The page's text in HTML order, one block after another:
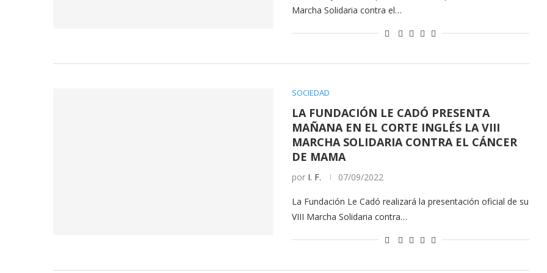
Marcha Solidaria contra el…
SOCIEDAD
LA FUNDACIÓN LE CADÓ PRESENTA
MAÑANA EN EL CORTE INGLÉS LA VIII
MARCHA SOLIDARIA CONTRA EL CÁNCER
DE MAMA
por I. F. 07/09/2022
La Fundación Le Cadó realizará la presentación oficial de su
VIII Marcha Solidaria contra…